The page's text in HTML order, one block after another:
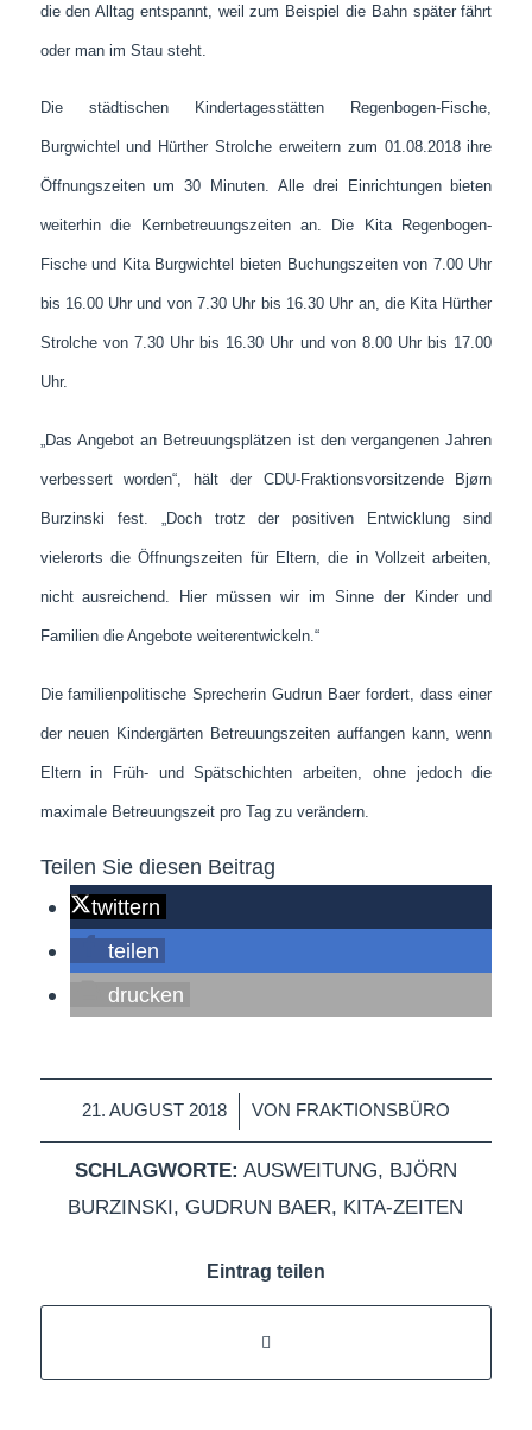
die den Alltag entspannt, weil zum Beispiel die Bahn später fährt
oder man im Stau steht.
Die städtischen Kindertagesstätten Regenbogen-Fische,
Burgwichtel und Hürther Strolche erweitern zum 01.08.2018 ihre
Öffnungszeiten um 30 Minuten. Alle drei Einrichtungen bieten
weiterhin die Kernbetreuungszeiten an. Die Kita Regenbogen-
Fische und Kita Burgwichtel bieten Buchungszeiten von 7.00 Uhr
bis 16.00 Uhr und von 7.30 Uhr bis 16.30 Uhr an, die Kita Hürther
Strolche von 7.30 Uhr bis 16.30 Uhr und von 8.00 Uhr bis 17.00
Uhr.
„Das Angebot an Betreuungsplätzen ist den vergangenen Jahren
verbessert worden“, hält der CDU-Fraktionsvorsitzende Bjørn
Burzinski fest. „Doch trotz der positiven Entwicklung sind
vielerorts die Öffnungszeiten für Eltern, die in Vollzeit arbeiten,
nicht ausreichend. Hier müssen wir im Sinne der Kinder und
Familien die Angebote weiterentwickeln.“
Die familienpolitische Sprecherin Gudrun Baer fordert, dass einer
der neuen Kindergärten Betreuungszeiten auffangen kann, wenn
Eltern in Früh- und Spätschichten arbeiten, ohne jedoch die
maximale Betreuungszeit pro Tag zu verändern.
Teilen Sie diesen Beitrag
twittern
teilen
drucken
21. AUGUST 2018
/ VON FRAKTIONSBÜRO
SCHLAGWORTE: AUSWEITUNG, BJÖRN
BURZINSKI, GUDRUN BAER, KITA-ZEITEN
Eintrag teilen